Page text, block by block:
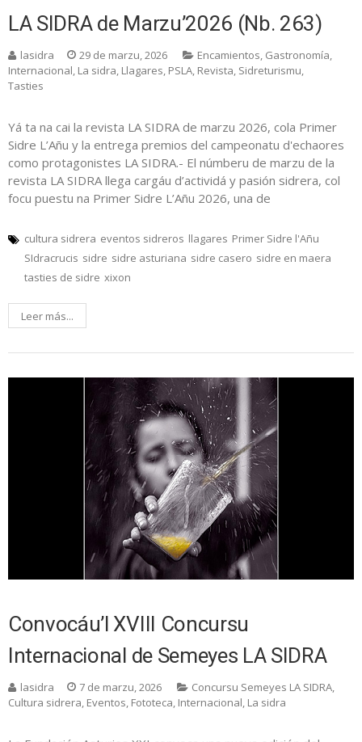
LA SIDRA de Marzu’2026 (Nb. 263)
lasidra 29 de marzu, 2026 Encamientos, Gastronomía,
Internacional, La sidra, Llagares, PSLA, Revista, Sidreturismu,
Tasties
Yá ta na cai la revista LA SIDRA de marzu 2026, cola Primer
Sidre L’Añu y la entrega premios del campeonatu d'echaores
como protagonistes LA SIDRA.- El númberu de marzu de la
revista LA SIDRA llega cargáu d’actividá y pasión sidrera, col
focu puestu na Primer Sidre L’Añu 2026, una de
cultura sidrera eventos sidreros llagares Primer Sidre l'Añu
SIdracrucis sidre sidre asturiana sidre casero sidre en maera
tasties de sidre xixon
Leer más...
Convocáu’l XVIII Concursu
Internacional de Semeyes LA SIDRA
lasidra 7 de marzu, 2026 Concursu Semeyes LA SIDRA,
Cultura sidrera, Eventos, Fototeca, Internacional, La sidra